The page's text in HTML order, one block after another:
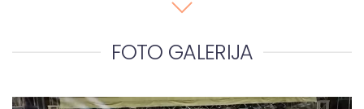
FOTO GALERIJA